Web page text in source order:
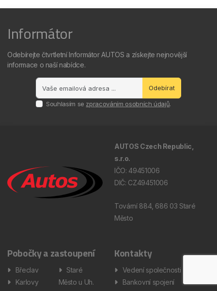
Informátor
Odebírejte čtvrtletní Informátor AUTOS a získejte nejnovější
informace o naší nabídce.
Odebírat
Souhlasím se zpracováním osobních údajů.
AUTOS Czech Republic,
s.r.o.
IČO: 49451006
DIČ: CZ49451006
Tovární 884, 686 03 Staré
Město
Pobočky a zastoupení
Břeclav
Karlovy
Staré
Město u Uh.
Kontakty
Vedení společnosti
Bankovní spojení